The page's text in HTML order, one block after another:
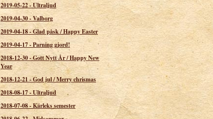
2019-05-22-Ultraljud
2019-04-30-Valborg
2019-04-18-Glad påsk / Happy Easter
2019-04-17-Parning gjord!
2018-12-30-Gott Nytt År / Happy New
Year
2018-12-21-God jul / Merry chrismas
2018-08-17-Ultraljud
2018-07-08-Kärleks semester